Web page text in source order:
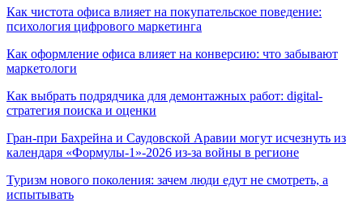
Как чистота офиса влияет на покупательское поведение:
психология цифрового маркетинга
Как оформление офиса влияет на конверсию: что забывают
маркетологи
Как выбрать подрядчика для демонтажных работ: digital-
стратегия поиска и оценки
Гран-при Бахрейна и Саудовской Аравии могут исчезнуть из
календаря «Формулы-1»-2026 из-за войны в регионе
Туризм нового поколения: зачем люди едут не смотреть, а
испытывать